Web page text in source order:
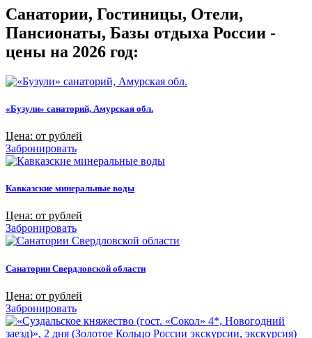
Санатории, Гостиницы, Отели,
Пансионаты, Базы отдыха России -
цены на 2026 год:
«Бузули» санаторий, Амурская обл.
Цена: от рублей
Забронировать
Кавказские минеральные воды
Цена: от рублей
Забронировать
Санатории Свердловской области
Цена: от рублей
Забронировать